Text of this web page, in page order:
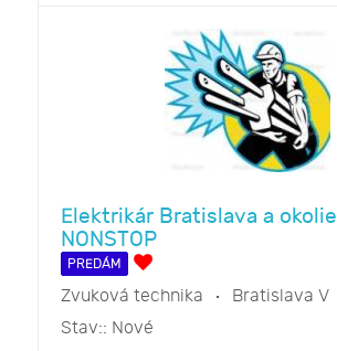
Elektrikár Bratislava a okolie
NONSTOP
PREDÁM
Zvuková technika
Bratislava V
Stav:: Nové